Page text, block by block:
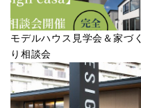
モデルハウス見学会＆家づく
り相談会